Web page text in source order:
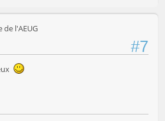
de l'AEUG
#7